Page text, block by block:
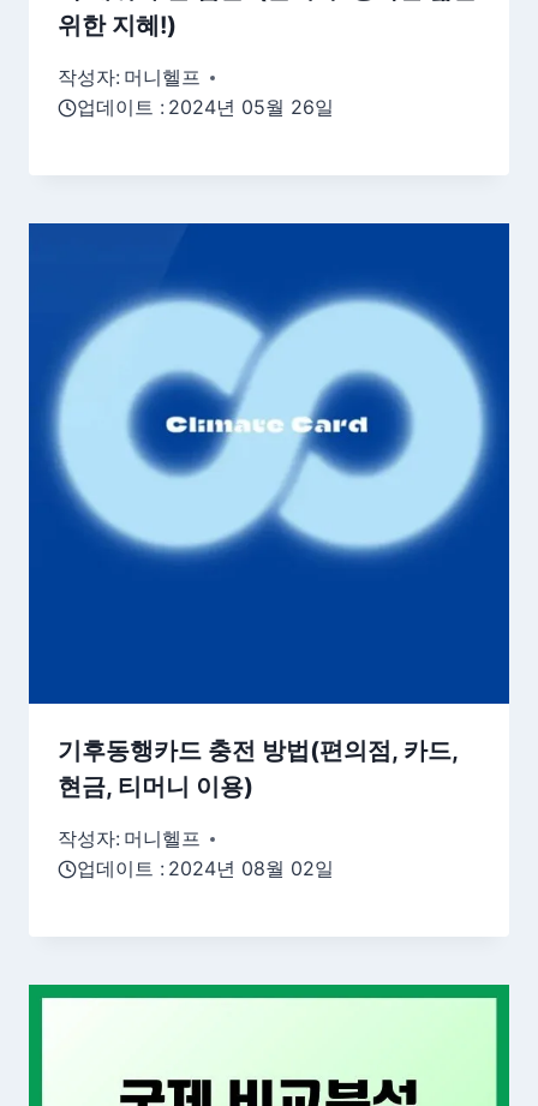
위한 지혜!)
작성자: 머니헬프
업데이트 : 2024년 05월 26일
기후동행카드 충전 방법(편의점, 카드,
현금, 티머니 이용)
작성자: 머니헬프
업데이트 : 2024년 08월 02일